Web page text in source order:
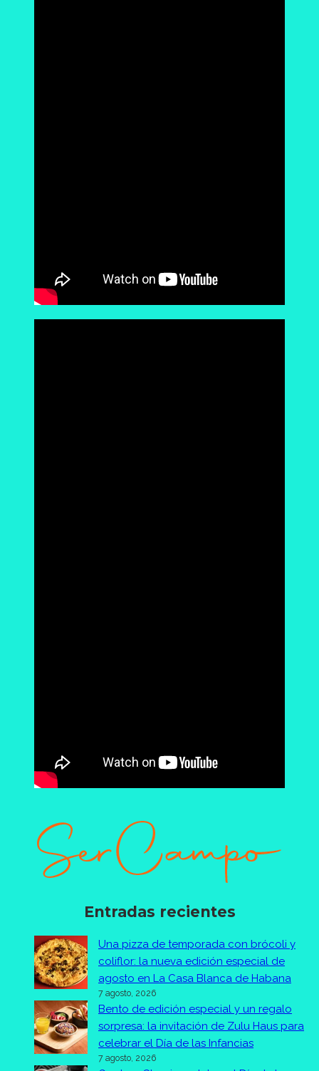
Entradas recientes
Una pizza de temporada con brócoli y
coliflor: la nueva edición especial de
agosto en La Casa Blanca de Habana
7 agosto, 2026
Bento de edición especial y un regalo
sorpresa: la invitación de Zulu Haus para
celebrar el Día de las Infancias
7 agosto, 2026